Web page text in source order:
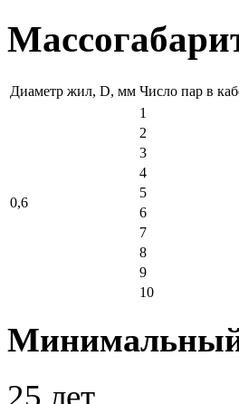
Диаметр жил, D, мм Число пар в
0,6
1
2
3
4
5
6
7
8
9
10
25 лет